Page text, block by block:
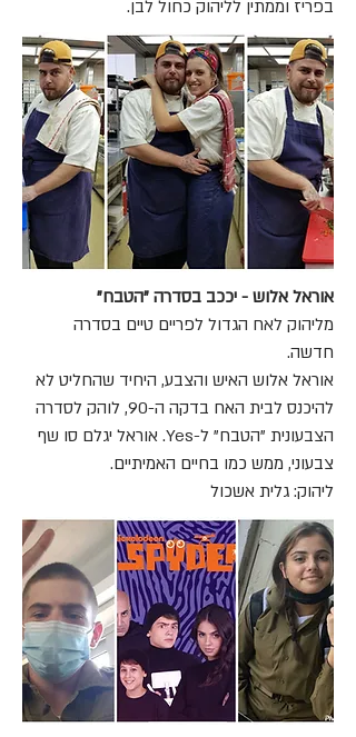
אוראל אלוש - יככב בסדרה "הטבח"
מליהוק לאח הגדול לפריים טיים בסדרה
חדשה.
אוראל אלוש האיש והצבע, היחיד שהחליט לא
להיכנס לבית האח בדקה ה-90, לוהק לסדרה
הצבעונית "הטבח" ל-Yes. אוראל יגלם סו שף
צבעוני, ממש כמו בחיים האמיתיים.
ליהוק: גלית אשכול
בפריז וממתין לליהוק כחול לבן.